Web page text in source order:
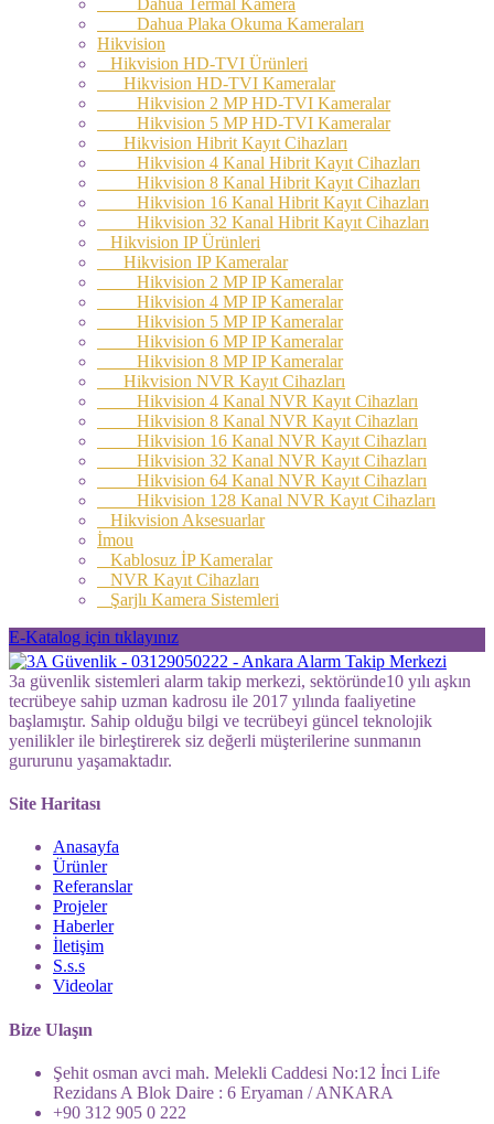
Dahua Plaka Okuma Kameraları
Hikvision
Hikvision HD-TVI Ürünleri
Hikvision HD-TVI Kameralar
Hikvision 2 MP HD-TVI Kameralar
Hikvision 5 MP HD-TVI Kameralar
Hikvision Hibrit Kayıt Cihazları
Hikvision 4 Kanal Hibrit Kayıt Cihazları
Hikvision 8 Kanal Hibrit Kayıt Cihazları
Hikvision 16 Kanal Hibrit Kayıt Cihazları
Hikvision 32 Kanal Hibrit Kayıt Cihazları
Hikvision IP Ürünleri
Hikvision IP Kameralar
Hikvision 2 MP IP Kameralar
Hikvision 4 MP IP Kameralar
Hikvision 5 MP IP Kameralar
Hikvision 6 MP IP Kameralar
Hikvision 8 MP IP Kameralar
Hikvision NVR Kayıt Cihazları
Hikvision 4 Kanal NVR Kayıt Cihazları
Hikvision 8 Kanal NVR Kayıt Cihazları
Hikvision 16 Kanal NVR Kayıt Cihazları
Hikvision 32 Kanal NVR Kayıt Cihazları
Hikvision 64 Kanal NVR Kayıt Cihazları
Hikvision 128 Kanal NVR Kayıt Cihazları
Hikvision Aksesuarlar
İmou
Kablosuz İP Kameralar
NVR Kayıt Cihazları
Şarjlı Kamera Sistemleri
E-Katalog için tıklayınız
3a güvenlik sistemleri alarm takip merkezi, sektöründe10 yılı aşkın
tecrübeye sahip uzman kadrosu ile 2017 yılında faaliyetine
başlamıştır. Sahip olduğu bilgi ve tecrübeyi güncel teknolojik
yenilikler ile birleştirerek siz değerli müşterilerine sunmanın
gururunu yaşamaktadır.
Site Haritası
Anasayfa
Ürünler
Referanslar
Projeler
Haberler
İletişim
S.s.s
Videolar
Bize Ulaşın
Şehit osman avci mah. Melekli Caddesi No:12 İnci Life
Rezidans A Blok Daire : 6 Eryaman / ANKARA
+90 312 905 0 222